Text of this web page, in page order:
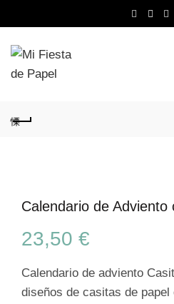
Calendario de Adviento
23,50 €
Calendario de adviento
diseños de casitas de papel